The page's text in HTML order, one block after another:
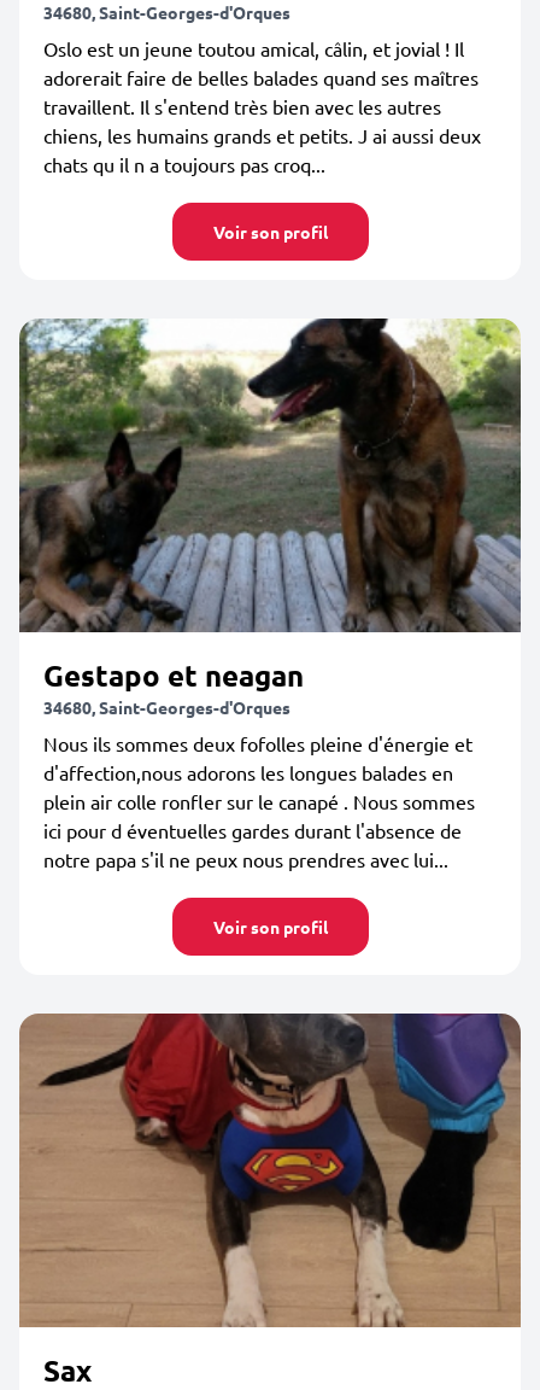
34680, Saint-Georges-d'Orques
Oslo est un jeune toutou amical, câlin, et jovial ! Il
adorerait faire de belles balades quand ses maîtres
travaillent. Il s'entend très bien avec les autres
chiens, les humains grands et petits. J ai aussi deux
chats qu il n a toujours pas croq...
Voir son profil
Gestapo et neagan
34680, Saint-Georges-d'Orques
Nous ils sommes deux fofolles pleine d'énergie et
d'affection,nous adorons les longues balades en
plein air colle ronfler sur le canapé . Nous sommes
ici pour d éventuelles gardes durant l'absence de
notre papa s'il ne peux nous prendres avec lui...
Voir son profil
Sax